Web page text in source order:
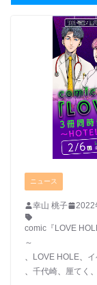
ニュース
幸山 桃子 2022
comic『LOVE
～
LOVE HOLE
千代崎 厘てく